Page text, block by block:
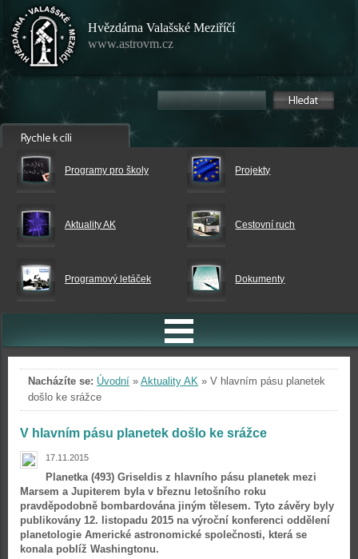
Hvězdárna Valašské Meziříčí
www.astrovm.cz
Programy pro školy Projekty
Aktuality AK Cestovní ruch
Programový letáček Dokumenty
Nacházíte se: Úvodní » Aktuality AK » V hlavním pásu planetek
došlo ke srážce
V hlavním pásu planetek došlo ke srážce
17.11.2015
Planetka (493) Griseldis z hlavního pásu planetek mezi
Marsem a Jupiterem byla v březnu letošního roku
pravděpodobně bombardována jiným tělesem. Tyto závěry byly
publikovány 12. listopadu 2015 na výroční konferenci oddělení
planetologie Americké astronomické společnosti, která se
konala poblíž Washingtonu.